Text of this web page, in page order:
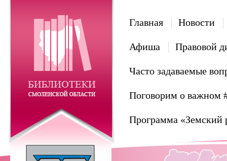
Главная Новости
Афиша Правовой
Часто задаваемые
Поговорим о важном
Программа «Земский